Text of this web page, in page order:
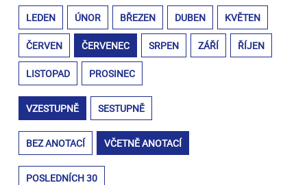
LEDEN ÚNOR BŘEZEN DUBEN KVĚTEN
ČERVEN ČERVENEC SRPEN ZÁŘÍ ŘÍJEN
LISTOPAD PROSINEC
VZESTUPNĚ SESTUPNĚ
BEZ ANOTACÍ VČETNĚ ANOTACÍ
POSLEDNÍCH 30